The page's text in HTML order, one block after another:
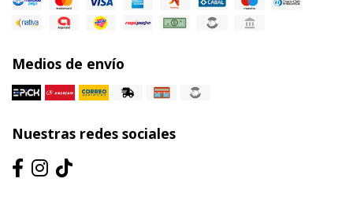
Medios de envío
Nuestras redes sociales